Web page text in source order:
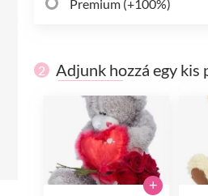
Premium (+100%)
2 Adjunk hozzá egy kis
+